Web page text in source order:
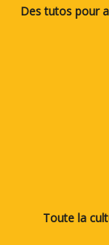
Des tutos pour
Toute la